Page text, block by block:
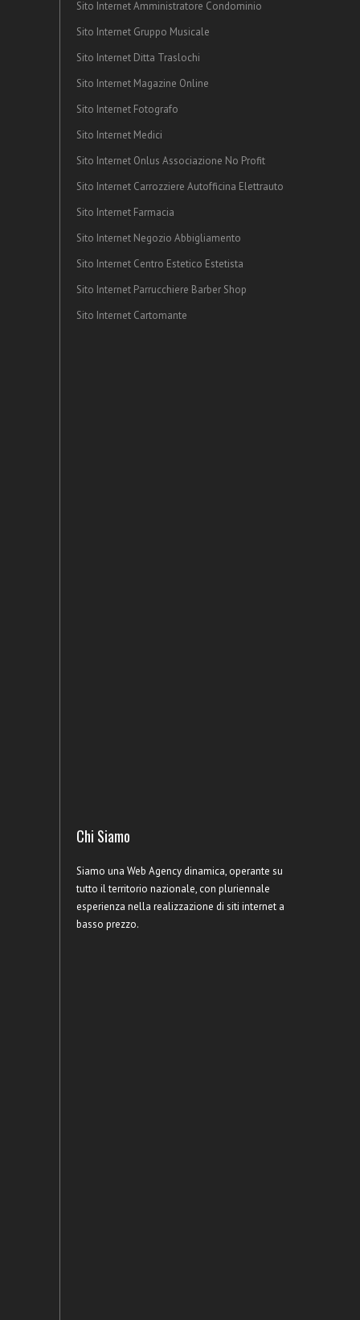
Sito Internet Amministratore Condominio
Sito Internet Gruppo Musicale
Sito Internet Ditta Traslochi
Sito Internet Magazine Online
Sito Internet Fotografo
Sito Internet Medici
Sito Internet Onlus Associazione No Profit
Sito Internet Carrozziere Autofficina Elettrauto
Sito Internet Farmacia
Sito Internet Negozio Abbigliamento
Sito Internet Centro Estetico Estetista
Sito Internet Parrucchiere Barber Shop
Sito Internet Cartomante
Chi Siamo
Siamo una Web Agency dinamica, operante su
tutto il territorio nazionale, con pluriennale
esperienza nella realizzazione di siti internet a
basso prezzo.